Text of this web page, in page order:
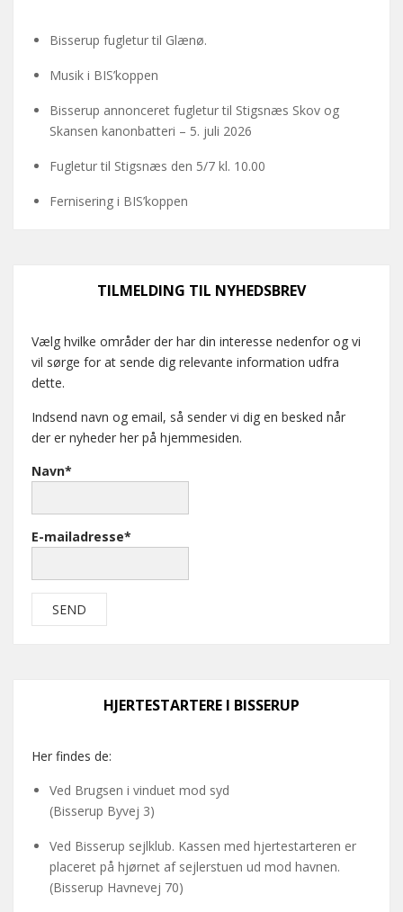
Bisserup fugletur til Glænø.
Musik i BIS’koppen
Bisserup annonceret fugletur til Stigsnæs Skov og
Skansen kanonbatteri – 5. juli 2026
Fugletur til Stigsnæs den 5/7 kl. 10.00
Fernisering i BIS’koppen
TILMELDING TIL NYHEDSBREV
Vælg hvilke områder der har din interesse nedenfor og vi
vil sørge for at sende dig relevante information udfra
dette.
Indsend navn og email, så sender vi dig en besked når
der er nyheder her på hjemmesiden.
Navn*
E-mailadresse*
HJERTESTARTERE I BISSERUP
Her findes de:
Ved Brugsen i vinduet mod syd
(Bisserup Byvej 3)
Ved Bisserup sejlklub. Kassen med hjertestarteren er
placeret på hjørnet af sejlerstuen ud mod havnen.
(Bisserup Havnevej 70)